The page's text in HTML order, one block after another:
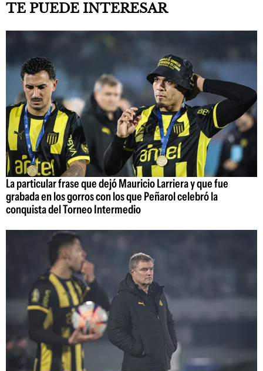
TE PUEDE INTERESAR
La particular frase que dejó Mauricio Larriera y que fue
grabada en los gorros con los que Peñarol celebró la
conquista del Torneo Intermedio